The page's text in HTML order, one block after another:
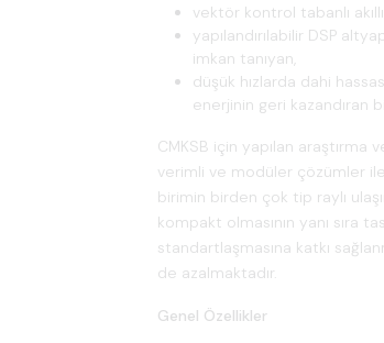
vektör kontrol tabanlı
yapılandırılabilir DSP
imkan tanıyan,
düşük hızlarda dahi
enerjinin geri kazandıran
CMKSB için yapılan
verimli ve modüler çözümler
birimin birden çok tip raylı
kompakt olmasının yanı sıra
standartlaşmasına katkı
de azalmaktadır.
Genel Özellikler